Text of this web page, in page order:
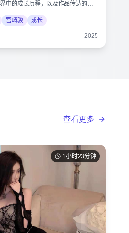
中的成长历程，以及作品传达的环
。
宫崎骏 成长
2025
查看更多
1小时23分钟